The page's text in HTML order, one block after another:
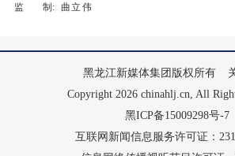
监 制: 曲立伟
黑龙江新媒体集团版权所有
Copyright 2026 chinahlj.cn, All
黑ICP备15009298号-7
互联网新闻信息服务许可证：